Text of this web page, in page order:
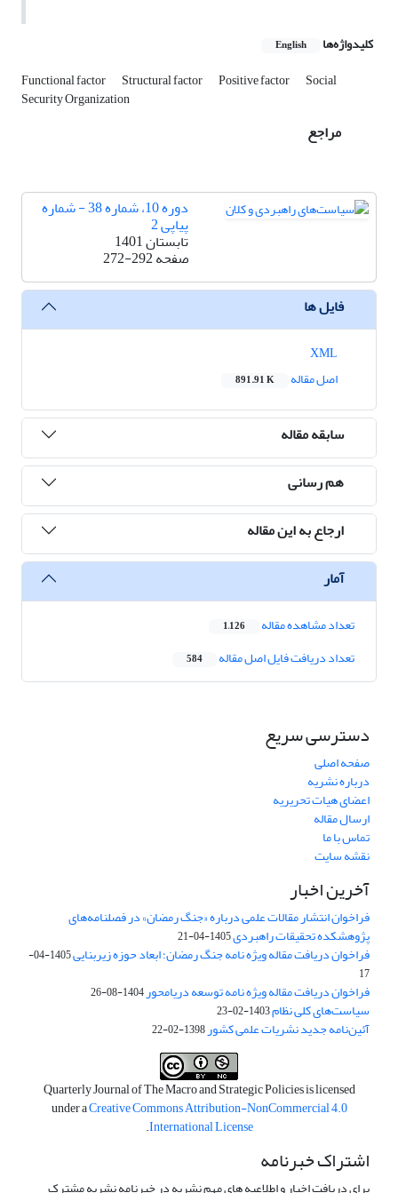
کلیدواژه‌ها English
Functional factor Structural factor Positive factor Social
Security Organization
مراجع
دوره 10، شماره 38 - شماره
پیاپی 2
تابستان 1401
صفحه272-292
فایل ها
اصل مقاله
891.91 K
سابقه مقاله
هم رسانی
ارجاع به این مقاله
آمار
تعداد مشاهده مقاله 1,126
تعداد دریافت فایل اصل مقاله 584
دسترسی سریع
صفحه اصلی
درباره نشریه
اعضای هیات تحریریه
ارسال مقاله
تماس با ما
نقشه سایت
آخرین اخبار
فراخوان انتشار مقالات علمی درباره «جنگ رمضان» در فصلنامه‌های
پژوهشکده تحقیقات راهبردی1405-04-21
فراخوان دریافت مقاله ویژه نامه جنگ رمضان؛ ابعاد حوزه زیربنایی
1405-04-
17
فراخوان دریافت مقاله ویژه نامه توسعه دریامحور1404-08-26
سیاست‌های کلی نظام1403-02-23
آئین‌نامه جدید نشریات علمی کشور1398-02-22
Quarterly Journal of The Macro and Strategic Policies is licensed
under aCreative Commons Attribution-NonCommercial 4.0
International License
.
اشتراک خبرنامه